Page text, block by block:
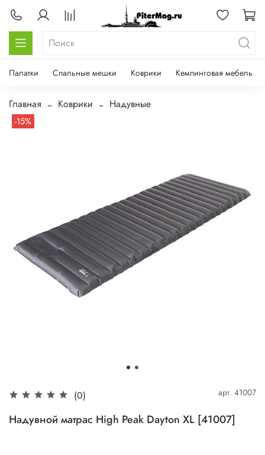
Палатки Спальные мешки Коврики Кемпинговая мебель
Главная Коврики Надувные
-15%
(0) арт. 41007
Надувной матрас High Peak Dayton XL [41007]